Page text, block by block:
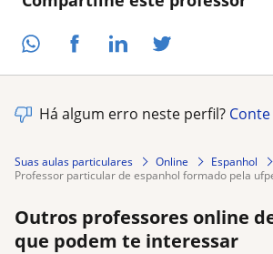
Há algum erro neste perfil?
Suas aulas particulares Online
Espanhol
professor particular de espanhol formado pela
Outros professores online
que podem te interessar